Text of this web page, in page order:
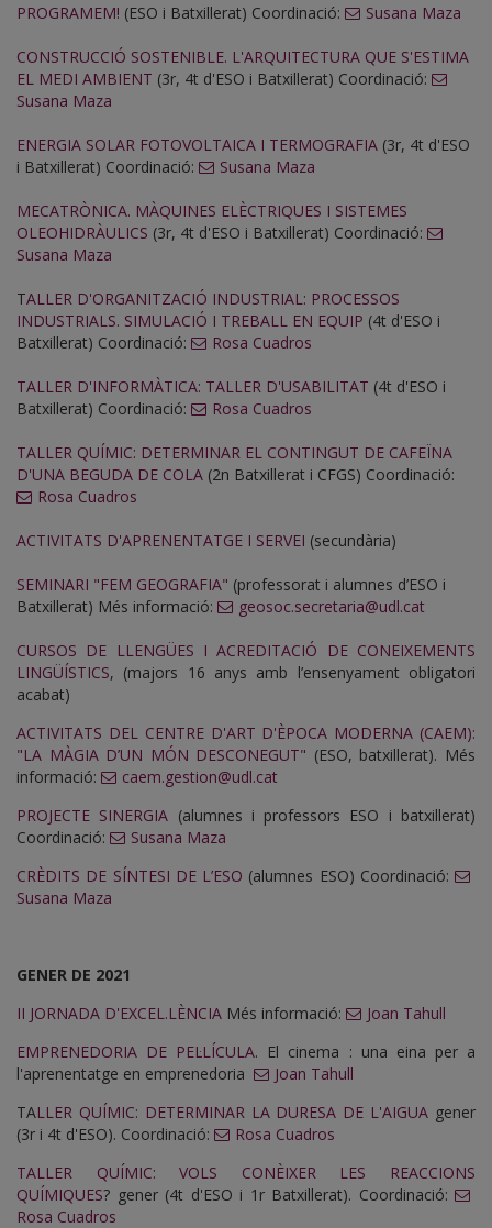
PROGRAMEM! (ESO i Batxillerat) Coordinació: Susana Maza
CONSTRUCCIÓ SOSTENIBLE. L'ARQUITECTURA QUE S'ESTIMA
EL MEDI AMBIENT (3r, 4t d'ESO i Batxillerat) Coordinació:
Susana Maza
ENERGIA SOLAR FOTOVOLTAICA I TERMOGRAFIA (3r, 4t d'ESO
i Batxillerat) Coordinació:
Susana Maza
MECATRÒNICA. MÀQUINES ELÈCTRIQUES I SISTEMES
OLEOHIDRÀULICS (3r, 4t d'ESO i Batxillerat) Coordinació:
Susana Maza
TALLER D'ORGANITZACIÓ INDUSTRIAL: PROCESSOS
INDUSTRIALS. SIMULACIÓ I TREBALL EN EQUIP (4t d'ESO i
Batxillerat) Coordinació:
Rosa Cuadros
TALLER D'INFORMÀTICA: TALLER D'USABILITAT (4t d'ESO i
Batxillerat) Coordinació:
Rosa Cuadros
TALLER QUÍMIC: DETERMINAR EL CONTINGUT DE CAFEÏNA
D'UNA BEGUDA DE COLA (2n Batxillerat i CFGS) Coordinació:
Rosa Cuadros
ACTIVITATS D'APRENENTATGE I SERVEI (secundària)
SEMINARI "FEM GEOGRAFIA" (professorat i alumnes d’ESO i
Batxillerat) Més informació:
geosoc.secretaria@udl.cat
CURSOS DE LLENGÜES I ACREDITACIÓ DE CONEIXEMENTS
LINGÜÍSTICS, (majors 16 anys amb l’ensenyament obligatori
acabat)
ACTIVITATS DEL CENTRE D'ART D'ÈPOCA MODERNA (CAEM):
"LA MÀGIA D’UN MÓN DESCONEGUT" (ESO, batxillerat). Més
informació:
caem.gestion@udl.cat
PROJECTE SINERGIA (alumnes i professors ESO i batxillerat)
Coordinació:
Susana Maza
CRÈDITS DE SÍNTESI DE L’ESO (alumnes ESO) Coordinació:
Susana Maza
GENER DE 2021
II JORNADA D'EXCEL.LÈNCIA Més informació:
Joan Tahull
EMPRENEDORIA DE PEL·LÍCULA. El cinema : una eina per a
l'aprenentatge en emprenedoria
Joan Tahull
TALLER QUÍMIC: DETERMINAR LA DURESA DE L'AIGUA gener
(3r i 4t d'ESO). Coordinació:
Rosa Cuadros
TALLER QUÍMIC: VOLS CONÈIXER LES REACCIONS
QUÍMIQUES? gener (4t d'ESO i 1r Batxillerat). Coordinació:
Rosa Cuadros